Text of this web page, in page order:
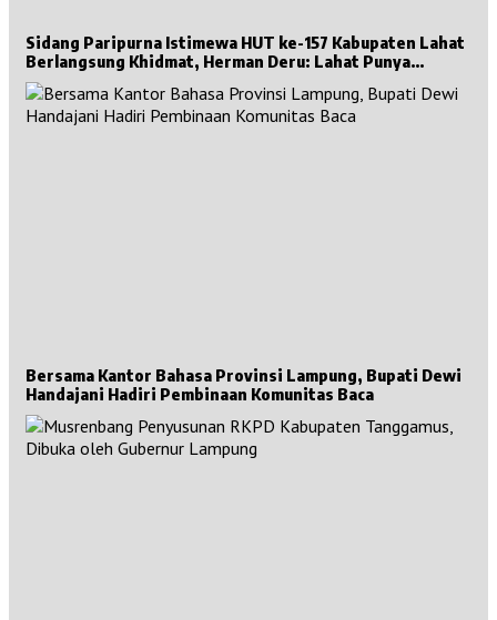
Sidang Paripurna Istimewa HUT ke-157 Kabupaten Lahat
Berlangsung Khidmat, Herman Deru: Lahat Punya
Sejarah Besar untuk Sumsel
Bersama Kantor Bahasa Provinsi Lampung, Bupati Dewi
Handajani Hadiri Pembinaan Komunitas Baca